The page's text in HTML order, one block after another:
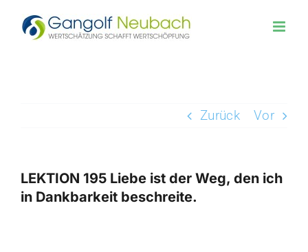
Inhalt
Zurück Vor
LEKTION 195 Liebe ist der Weg, den ich
in Dankbarkeit beschreite.